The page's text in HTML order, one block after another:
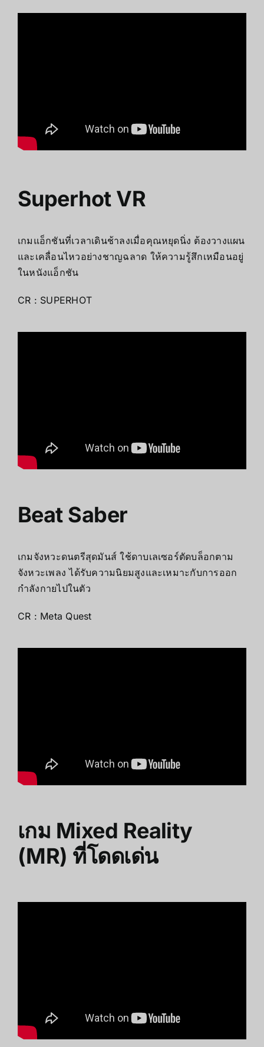
Superhot VR
เกมแอ็กชันที่เวลาเดินช้าลงเมื่อคุณหยุดนิ่ง ต้องวางแผน
และเคลื่อนไหวอย่างชาญฉลาด ให้ความรู้สึกเหมือนอยู่
ในหนังแอ็กชัน
CR : SUPERHOT
Beat Saber
เกมจังหวะดนตรีสุดมันส์ ใช้ดาบเลเซอร์ตัดบล็อกตาม
จังหวะเพลง ได้รับความนิยมสูงและเหมาะกับการออก
กำลังกายไปในตัว
CR : Meta Quest
เกม Mixed Reality
(MR) ที่โดดเด่น